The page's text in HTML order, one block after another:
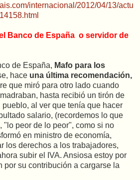
internacional/2012/04/13/actu
Banco de España o servidor de
de España, Mafo para los
hace una última recomendación,
que miró para otro lado cuando
hasta recibió un tirón de
al ver que tenía que hacer
salario, (recordemos lo que
"lo peor de lo peor", como si no
en ministro de economía,
los derechos a los trabajadores,
subir el IVA. Ansiosa estoy por
por su contribución a cargarse la